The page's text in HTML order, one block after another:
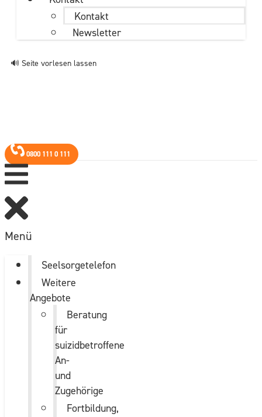
Kontakt
Newsletter
🔊 Seite vorlesen lassen
0800 111 0 111
Menü
Seelsorgetelefon
Weitere
Angebote
Beratung
für
suizidbetroffene
An-
und
Zugehörige
Fortbildung,